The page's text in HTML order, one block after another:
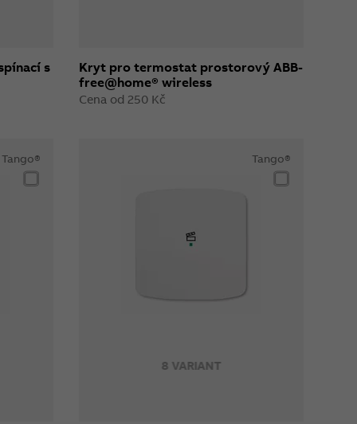
s
Kryt pro termostat prostorový ABB-
free@home® wireless
Cena od 250 Kč
Tango®
8 VARIANT
Tango®